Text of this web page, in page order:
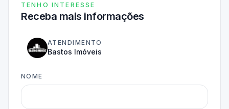
TENHO INTERESSE
Receba mais informações
ATENDIMENTO
Bastos Imóveis
NOME